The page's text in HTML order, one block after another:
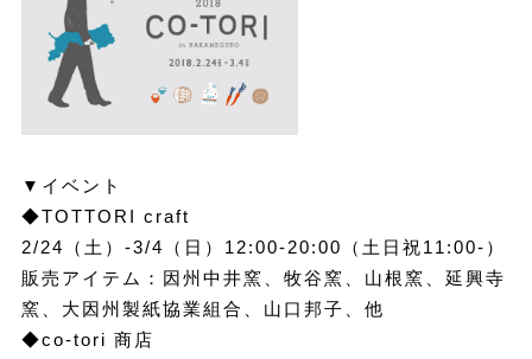
▼イベント
◆TOTTORI craft
2/24（土）-3/4（日）12:00-20:00（土日祝11:00-）
販売アイテム：因州中井窯、牧谷窯、山根窯、延興寺
窯、大因州製紙協業組合、山口邦子、他
◆co-tori 商店